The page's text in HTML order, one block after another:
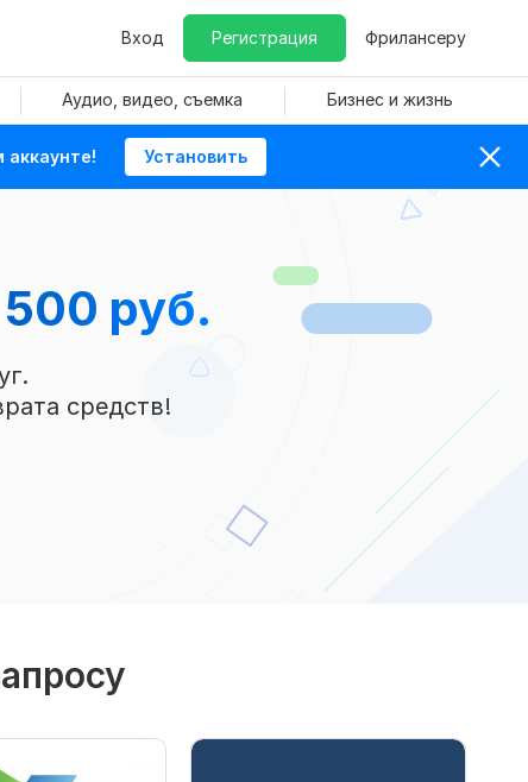
Вход Регистрация Фрилансеру
Аудио, видео, съемка Бизнес и жизнь
Установить
руб.
средств!